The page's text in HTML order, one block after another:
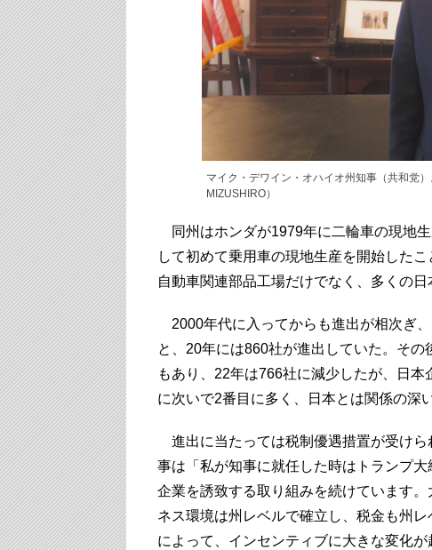
マイク・デワイン・オハイオ州知事（共和党
MIZUSHIRO）
同州はホンダが1979年に二輪車の現地
して初めて乗用車の現地生産を開始した
自動車関連部品工場だけでなく、多くの
2000年代に入ってからも進出が相次ぎ
と、20年には860社が進出していた。そ
もあり、22年は766社に減少したが、日
に次いで2番目に多く、日本とは関係の深
進出に当たっては税制優遇措置が受け
事は「私が知事に就任した時はトランプ
企業を誘致する取り組みを続けています
ネス環境は州レベルで確立し、税金も州
によって、インセンティブに大きな変化